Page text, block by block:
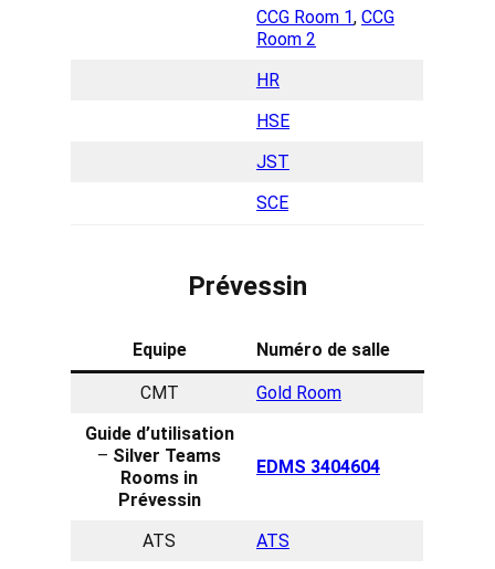
CCG Room 1, CCG
Room 2
HR
HSE
JST
SCE
Prévessin
Equipe Numéro de salle
CMT
Gold Room
Guide d’utilisation
– Silver Teams
Rooms in
Prévessin
EDMS 3404604
ATS ATS